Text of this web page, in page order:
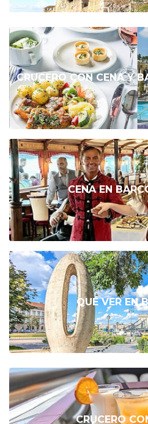
CRUCERO CON CENA Y
CENA EN
QUÉ VER EN
CRUCERO